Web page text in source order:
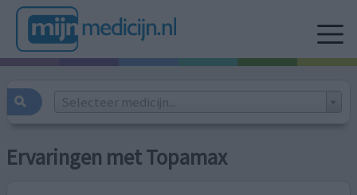
Selecteer medicijn...
Ervaringen met Topamax